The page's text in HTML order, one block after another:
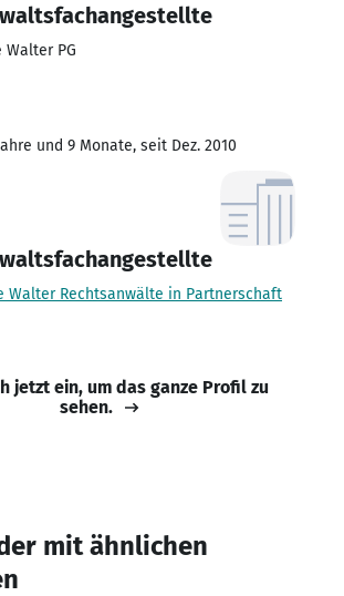
Walter PG
und 9 Monate, seit Dez. 2010
Walter Rechtsanwälte in Partnerschaft
jetzt ein, um das ganze Profil zu
sehen.
mit ähnlichen